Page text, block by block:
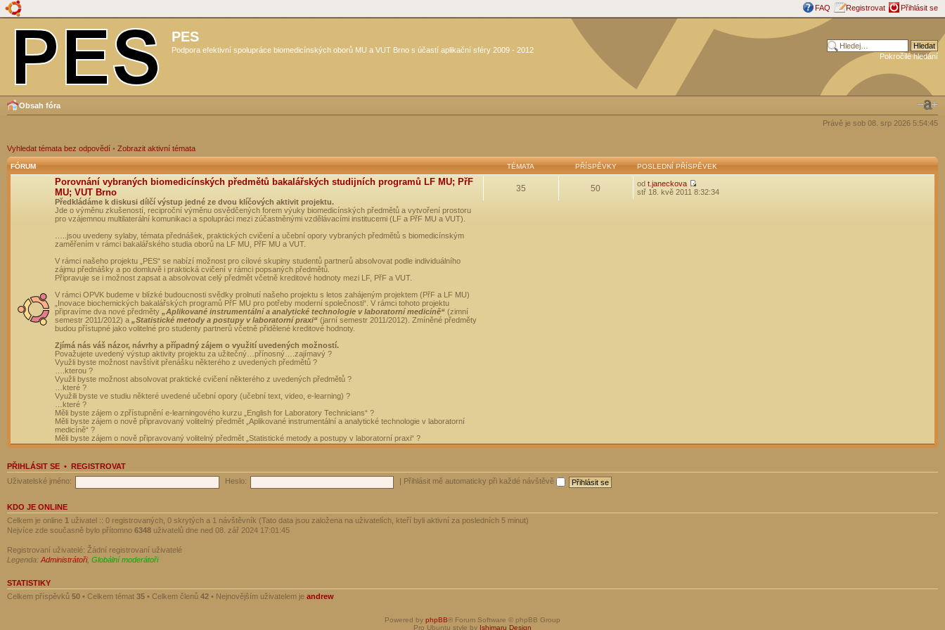
FAQ Registrovat Přihlásit se
PES
Podpora efektivní spolupráce biomedicínských oborů MU a VUT Brno s účastí aplikační sféry 2009 - 2012
Pokročilé hledání
Obsah fóra
Právě je sob 08. srp 2026 5:54:45
Vyhledat témata bez odpovědí • Zobrazit aktivní témata
FÓRUM TÉMATA PŘÍSPĚVKY POSLEDNÍ PŘÍSPĚVEK
Porovnání vybraných biomedicínských předmětů bakalářských studijních programů LF MU; PřF
MU; VUT Brno
Předkládáme k diskusi dílčí výstup jedné ze dvou klíčových aktivit projektu.
Jde o výměnu zkušeností, reciproční výměnu osvědčených forem výuky biomedicínských předmětů a vytvoření prostoru
pro vzájemnou multilaterální komunikaci a spolupráci mezi zúčastněnými vzdělávacími institucemi (LF a PřF MU a VUT).
…..jsou uvedeny sylaby, témata přednášek, praktických cvičení a učební opory vybraných předmětů s biomedicínským
zaměřením v rámci bakalářského studia oborů na LF MU, PřF MU a VUT.
V rámci našeho projektu „PES“ se nabízí možnost pro cílové skupiny studentů partnerů absolvovat podle individuálního
zájmu přednášky a po domluvě i praktická cvičení v rámci popsaných předmětů.
Připravuje se i možnost zapsat a absolvovat celý předmět včetně kreditové hodnoty mezi LF, PřF a VUT.
V rámci OPVK budeme v blízké budoucnosti svědky prolnutí našeho projektu s letos zahájeným projektem (PřF a LF MU)
„Inovace biochemických bakalářských programů PřF MU pro potřeby moderní společnosti“. V rámci tohoto projektu
připravíme dva nové předměty „Aplikované instrumentální a analytické technologie v laboratorní medicíně“ (zimní
semestr 2011/2012) a „Statistické metody a postupy v laboratorní praxi“ (jarní semestr 2011/2012). Zmíněné předměty
budou přístupné jako volitelné pro studenty partnerů včetně přidělené kreditové hodnoty.
Zjímá nás váš názor, návrhy a případný zájem o využití uvedených možností.
Považujete uvedený výstup aktivity projektu za užitečný…přínosný….zajímavý ?
Využli byste možnost navštívit přenášku některého z uvedených předmětů ?
….kterou ?
Využli byste možnost absolvovat praktické cvičení některého z uvedených předmětů ?
…které ?
Využili byste ve studiu některé uvedené učební opory (učební text, video, e-learning) ?
…které ?
Měli byste zájem o zpřístupnění e-learningového kurzu „English for Laboratory Technicians“ ?
Měli byste zájem o nově připravovaný volitelný předmět „Aplikované instrumentální a analytické technologie v laboratorní
medicíně“ ?
Měli byste zájem o nově připravovaný volitelný předmět „Statistické metody a postupy v laboratorní praxi“ ?
35 50 od t.janeckova
stř 18. kvě 2011 8:32:34
PŘIHLÁSIT SE • REGISTROVAT
Uživatelské jméno:
Heslo: Přihlásit mě automaticky při každé návštěvě
KDO JE ONLINE
Celkem je online 1 uživatel :: 0 registrovaných, 0 skrytých a 1 návštěvník (Tato data jsou založena na uživatelích, kteří byli aktivní za posledních 5 minut)
Nejvíce zde současně bylo přítomno 6348 uživatelů dne ned 08. zář 2024 17:01:45
Registrovaní uživatelé: Žádní registrovaní uživatelé
Legenda: Administrátoři, Globální moderátoři
STATISTIKY
Celkem příspěvků 50 • Celkem témat 35 • Celkem členů 42 • Nejnovějším uživatelem je andrew
Powered by phpBB® Forum Software © phpBB Group
Pro Ubuntu style by Ishimaru Design